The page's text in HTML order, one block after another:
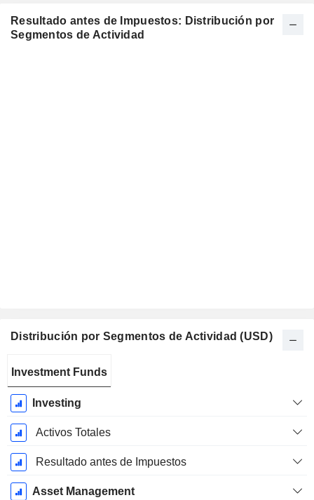
Resultado antes de Impuestos: Distribución por
Segmentos de Actividad
Distribución por Segmentos de Actividad (USD)
fiscal:
Diciembre
Investment Funds
Investing
Activos Totales
Resultado antes de Impuestos
Asset Management